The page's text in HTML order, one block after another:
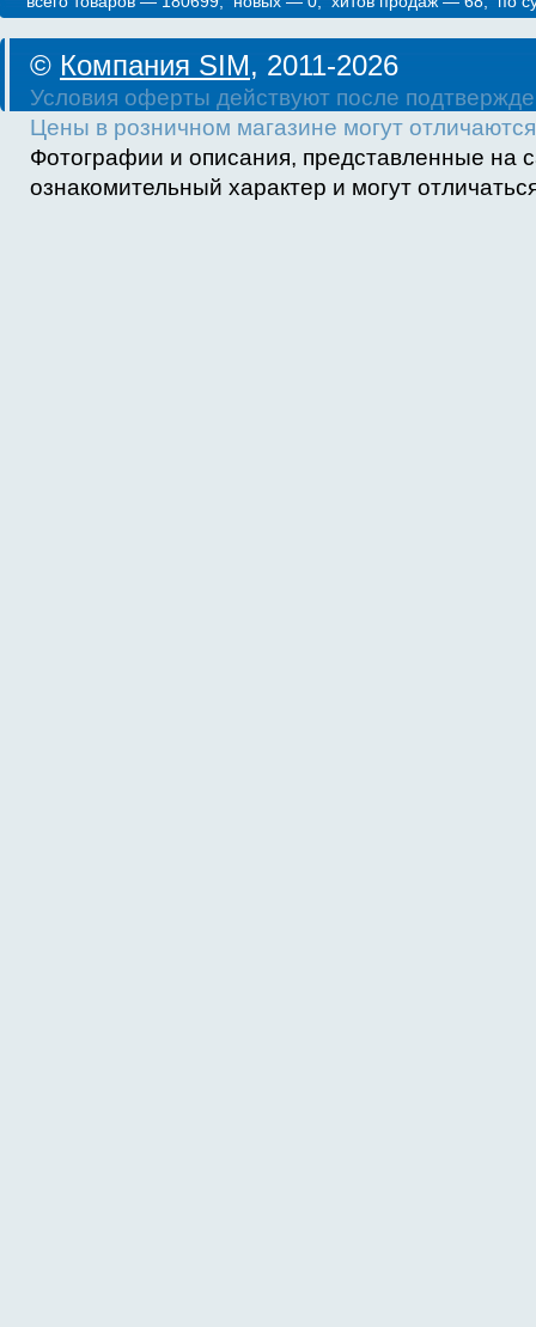
© Компания SIM, 2011-2026
Условия оферты действуют после
Цены в розничном магазине могут
Фотографии и описания, представленные на
ознакомительный характер и могут